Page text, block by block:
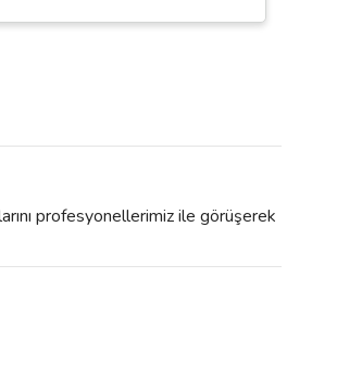
profesyonellerimiz ile görüşerek